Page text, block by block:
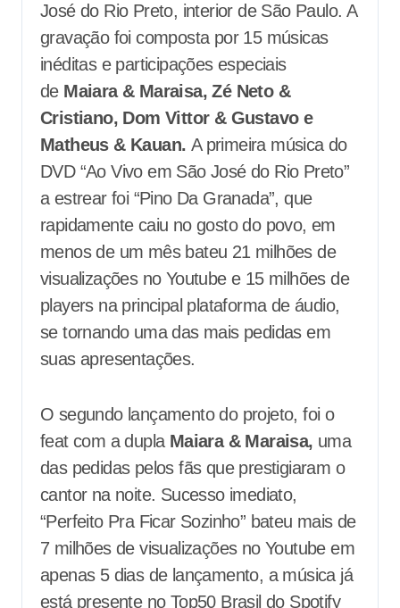
José do Rio Preto, interior de São Paulo. A
gravação foi composta por 15 músicas
inéditas e participações especiais
de Maiara & Maraisa, Zé Neto &
Cristiano, Dom Vittor & Gustavo e
Matheus & Kauan. A primeira música do
DVD “Ao Vivo em São José do Rio Preto”
a estrear foi “Pino Da Granada”, que
rapidamente caiu no gosto do povo, em
menos de um mês bateu 21 milhões de
visualizações no Youtube e 15 milhões de
players na principal plataforma de áudio,
se tornando uma das mais pedidas em
suas apresentações.
O segundo lançamento do projeto, foi o
feat com a dupla Maiara & Maraisa, uma
das pedidas pelos fãs que prestigiaram o
cantor na noite. Sucesso imediato,
“Perfeito Pra Ficar Sozinho” bateu mais de
7 milhões de visualizações no Youtube em
apenas 5 dias de lançamento, a música já
está presente no Top50 Brasil do Spotify